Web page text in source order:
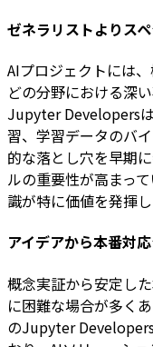
ゼネラリストよりス
AIプロジェクトには
どの分野における深
Jupyter Developers
習、学習データのバ
的な落とし穴を早期
ルの重要性が高まっ
識が特に価値を発揮し
アイデアから本番対
概念実証から安定し
に困難な場合が多く
のJupyter